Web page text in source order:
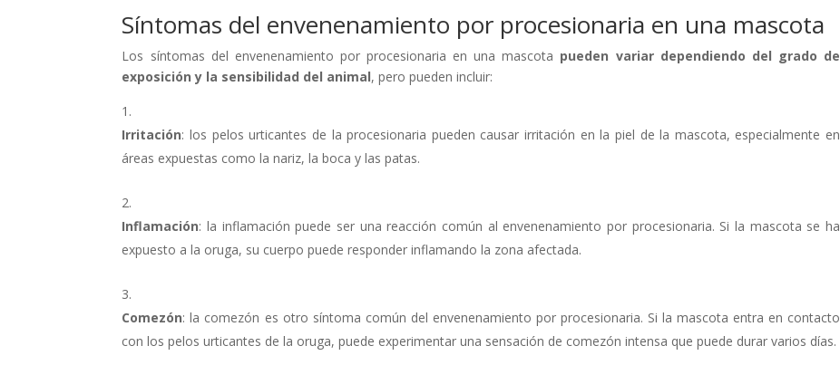
Síntomas del envenenamiento por procesionaria en una mascota
Los síntomas del envenenamiento por procesionaria en una mascota pueden variar dependiendo del grado de
exposición y la sensibilidad del animal, pero pueden incluir:
Irritación: los pelos urticantes de la procesionaria pueden causar irritación en la piel de la mascota, especialmente en
áreas expuestas como la nariz, la boca y las patas.
Inflamación: la inflamación puede ser una reacción común al envenenamiento por procesionaria. Si la mascota se ha
expuesto a la oruga, su cuerpo puede responder inflamando la zona afectada.
Comezón: la comezón es otro síntoma común del envenenamiento por procesionaria. Si la mascota entra en contacto
con los pelos urticantes de la oruga, puede experimentar una sensación de comezón intensa que puede durar varios días.